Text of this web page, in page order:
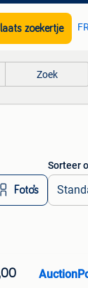
zoekertje FR
Zoek
Foto’s
Sorteer